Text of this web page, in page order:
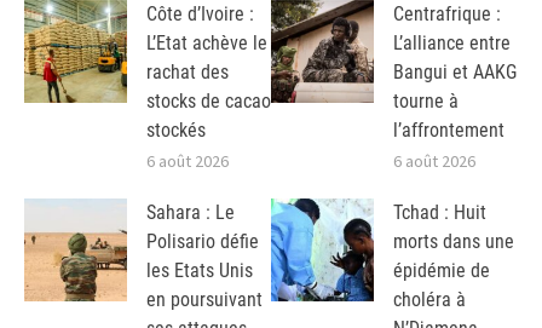
Côte d’Ivoire :
L’Etat achève le
rachat des
stocks de cacao
stockés
6 août 2026
Centrafrique :
L’alliance entre
Bangui et AAKG
tourne à
l’affrontement
6 août 2026
Sahara : Le
Polisario défie
les Etats Unis
en poursuivant
Tchad : Huit
morts dans une
épidémie de
choléra à